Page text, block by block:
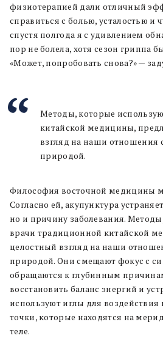
физиотерапией дали отличный
справиться с болью, усталостью и
спустя полгода я с удивлением
пор не болела, хотя сезон гриппа
«Может, попробовать снова?» —
Методы, которые
китайской медицины,
взгляд на наши отношения
природой.
Философия восточной медицины
Согласно ей, акупунктура
но и причину заболевания.
врачи традиционной китайской
целостный взгляд на наши
природой. Они смещают фокус с
обращаются к глубинным
восстановить баланс энергий и
используют иглы для воздействия
точки, которые находятся на
теле.